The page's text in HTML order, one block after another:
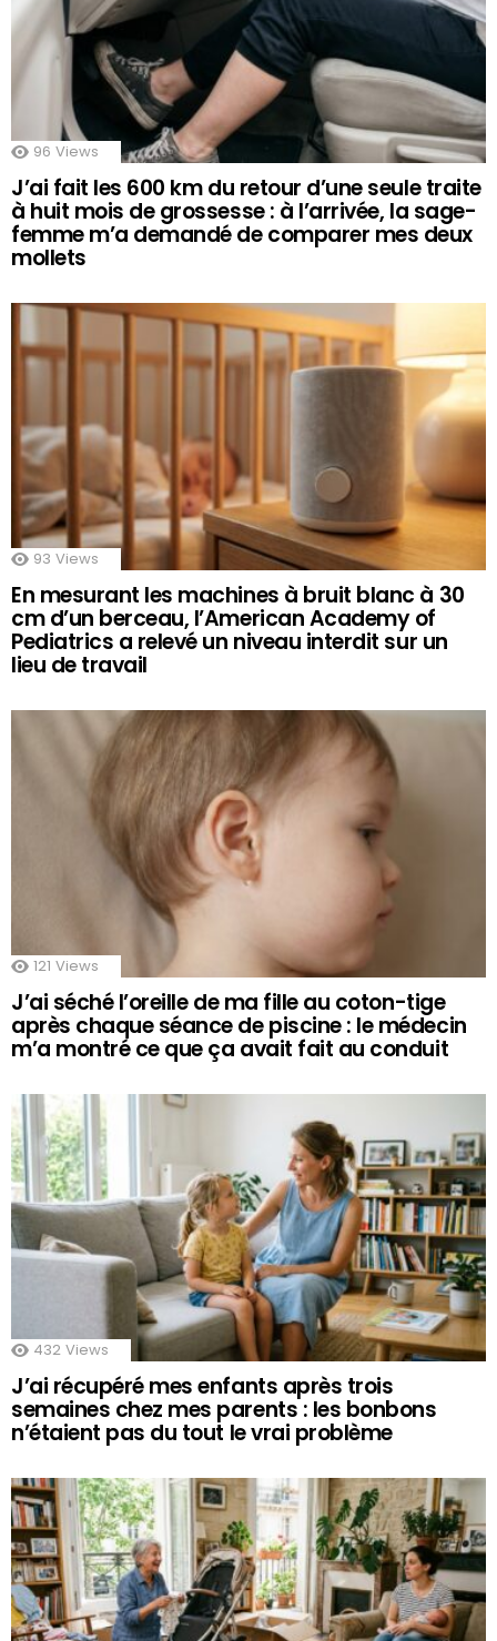
96 Views
J’ai fait les 600 km du retour d’une seule traite
à huit mois de grossesse : à l’arrivée, la sage-
femme m’a demandé de comparer mes deux
mollets
93 Views
En mesurant les machines à bruit blanc à 30
cm d’un berceau, l’American Academy of
Pediatrics a relevé un niveau interdit sur un
lieu de travail
121 Views
J’ai séché l’oreille de ma fille au coton-tige
après chaque séance de piscine : le médecin
m’a montré ce que ça avait fait au conduit
432 Views
J’ai récupéré mes enfants après trois
semaines chez mes parents : les bonbons
n’étaient pas du tout le vrai problème